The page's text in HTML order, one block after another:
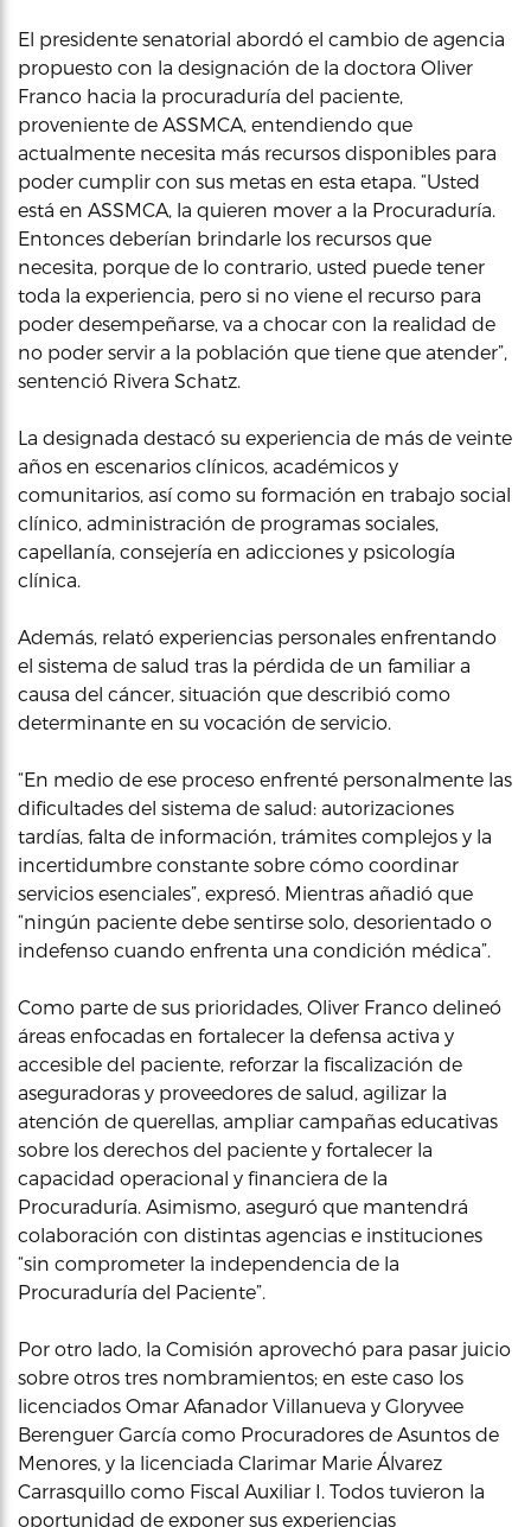
El presidente senatorial abordó el cambio de agencia
propuesto con la designación de la doctora Oliver
Franco hacia la procuraduría del paciente,
proveniente de ASSMCA, entendiendo que
actualmente necesita más recursos disponibles para
poder cumplir con sus metas en esta etapa. “Usted
está en ASSMCA, la quieren mover a la Procuraduría.
Entonces deberían brindarle los recursos que
necesita, porque de lo contrario, usted puede tener
toda la experiencia, pero si no viene el recurso para
poder desempeñarse, va a chocar con la realidad de
no poder servir a la población que tiene que atender”,
sentenció Rivera Schatz.
La designada destacó su experiencia de más de veinte
años en escenarios clínicos, académicos y
comunitarios, así como su formación en trabajo social
clínico, administración de programas sociales,
capellanía, consejería en adicciones y psicología
clínica.
Además, relató experiencias personales enfrentando
el sistema de salud tras la pérdida de un familiar a
causa del cáncer, situación que describió como
determinante en su vocación de servicio.
“En medio de ese proceso enfrenté personalmente las
dificultades del sistema de salud: autorizaciones
tardías, falta de información, trámites complejos y la
incertidumbre constante sobre cómo coordinar
servicios esenciales”, expresó. Mientras añadió que
“ningún paciente debe sentirse solo, desorientado o
indefenso cuando enfrenta una condición médica”.
Como parte de sus prioridades, Oliver Franco delineó
áreas enfocadas en fortalecer la defensa activa y
accesible del paciente, reforzar la fiscalización de
aseguradoras y proveedores de salud, agilizar la
atención de querellas, ampliar campañas educativas
sobre los derechos del paciente y fortalecer la
capacidad operacional y financiera de la
Procuraduría. Asimismo, aseguró que mantendrá
colaboración con distintas agencias e instituciones
“sin comprometer la independencia de la
Procuraduría del Paciente”.
Por otro lado, la Comisión aprovechó para pasar juicio
sobre otros tres nombramientos; en este caso los
licenciados Omar Afanador Villanueva y Gloryvee
Berenguer García como Procuradores de Asuntos de
Menores, y la licenciada Clarimar Marie Álvarez
Carrasquillo como Fiscal Auxiliar I. Todos tuvieron la
oportunidad de exponer sus experiencias